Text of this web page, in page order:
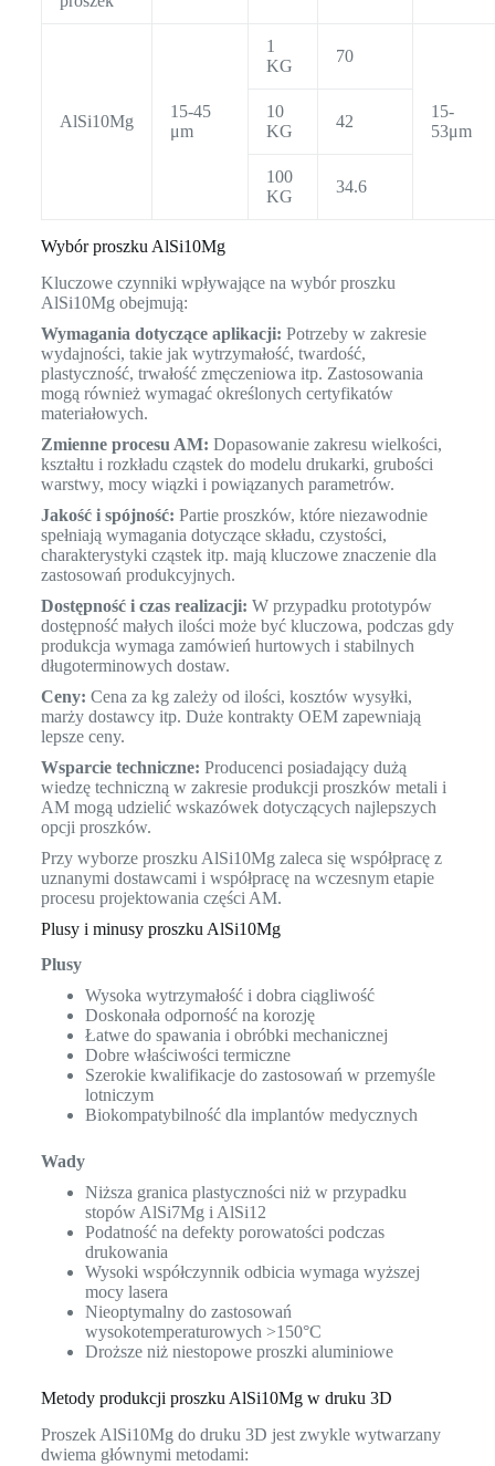
AlSi10Mg
15-45
μm
1
KG
70
15-
53μm
10
KG
42
100
KG
34.6
Wybór proszku AlSi10Mg
Kluczowe czynniki wpływające na wybór proszku
AlSi10Mg obejmują:
Wymagania dotyczące aplikacji: Potrzeby w zakresie
wydajności, takie jak wytrzymałość, twardość,
plastyczność, trwałość zmęczeniowa itp. Zastosowania
mogą również wymagać określonych certyfikatów
materiałowych.
Zmienne procesu AM: Dopasowanie zakresu wielkości,
kształtu i rozkładu cząstek do modelu drukarki, grubości
warstwy, mocy wiązki i powiązanych parametrów.
Jakość i spójność: Partie proszków, które niezawodnie
spełniają wymagania dotyczące składu, czystości,
charakterystyki cząstek itp. mają kluczowe znaczenie dla
zastosowań produkcyjnych.
Dostępność i czas realizacji: W przypadku prototypów
dostępność małych ilości może być kluczowa, podczas gdy
produkcja wymaga zamówień hurtowych i stabilnych
długoterminowych dostaw.
Ceny: Cena za kg zależy od ilości, kosztów wysyłki,
marży dostawcy itp. Duże kontrakty OEM zapewniają
lepsze ceny.
Wsparcie techniczne: Producenci posiadający dużą
wiedzę techniczną w zakresie produkcji proszków metali i
AM mogą udzielić wskazówek dotyczących najlepszych
opcji proszków.
Przy wyborze proszku AlSi10Mg zaleca się współpracę z
uznanymi dostawcami i współpracę na wczesnym etapie
procesu projektowania części AM.
Plusy i minusy proszku AlSi10Mg
Plusy
Wysoka wytrzymałość i dobra ciągliwość
Doskonała odporność na korozję
Łatwe do spawania i obróbki mechanicznej
Dobre właściwości termiczne
Szerokie kwalifikacje do zastosowań w przemyśle
lotniczym
Biokompatybilność dla implantów medycznych
Wady
Niższa granica plastyczności niż w przypadku
stopów AlSi7Mg i AlSi12
Podatność na defekty porowatości podczas
drukowania
Wysoki współczynnik odbicia wymaga wyższej
mocy lasera
Nieoptymalny do zastosowań
wysokotemperaturowych >150°C
Droższe niż niestopowe proszki aluminiowe
Metody produkcji proszku AlSi10Mg w druku 3D
Proszek AlSi10Mg do druku 3D jest zwykle wytwarzany
dwiema głównymi metodami: